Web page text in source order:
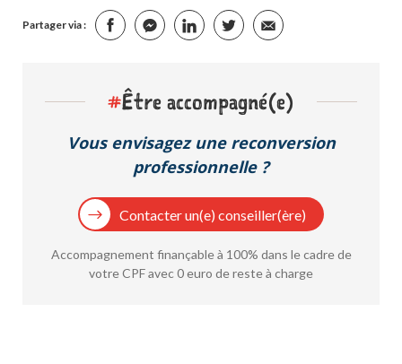
Partager via :
#Être accompagné(e)
Vous envisagez une reconversion
professionnelle ?
Contacter un(e) conseiller(ère)
Accompagnement finançable à 100% dans le cadre de
votre CPF avec 0 euro de reste à charge